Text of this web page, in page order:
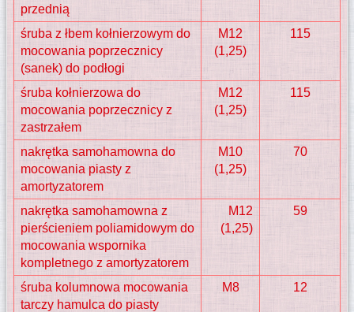
przednią
śruba z łbem kołnierzowym do
mocowania poprzecznicy
(sanek) do podłogi
M12
(1,25)
115
śruba kołnierzowa do
mocowania poprzecznicy z
zastrzałem
M12
(1,25)
115
nakrętka samohamowna do
mocowania piasty z
amortyzatorem
M10
(1,25)
70
nakrętka samohamowna z
pierścieniem poliamidowym do
mocowania wspornika
kompletnego z amortyzatorem
M12
(1,25)
59
śruba kolumnowa mocowania
tarczy hamulca do piasty
M8 12